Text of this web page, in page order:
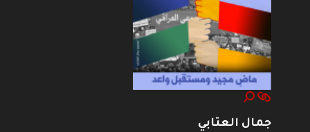
جمال العتابي